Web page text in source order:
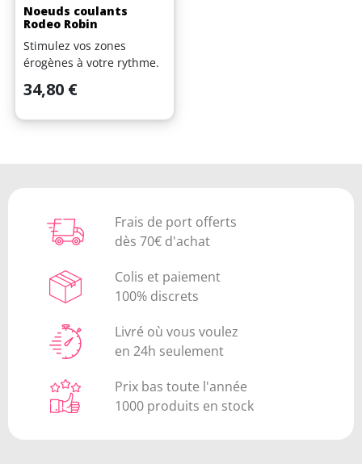
Noeuds coulants
Rodeo Robin
Stimulez vos zones
érogènes à votre rythme.
Prix
34,80 €
Frais de port offerts
dès 70€ d'achat
Colis et paiement
100% discrets
Livré où vous voulez
en 24h seulement
Prix bas toute l'année
1000 produits en stock